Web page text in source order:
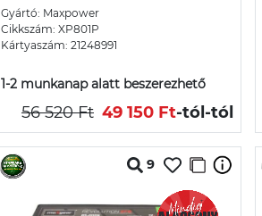
Gyártó: Maxpower
Cikkszám: XP801P
Kártyaszám: 21248991
1-2 munkanap alatt beszerezhető
56 520 Ft 49 150 Ft-tól-tól
9